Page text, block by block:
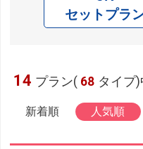
セットプラ
14 プラン( 68 タイプ
新着順 人気順